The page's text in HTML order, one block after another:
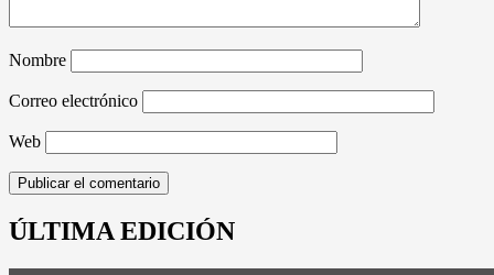
Nombre
Correo electrónico
Web
ÚLTIMA EDICIÓN